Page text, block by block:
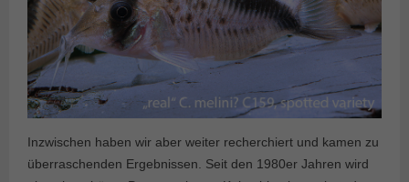
Inzwischen haben wir aber weiter recherchiert und kamen zu
überraschenden Ergebnissen. Seit den 1980er Jahren wird